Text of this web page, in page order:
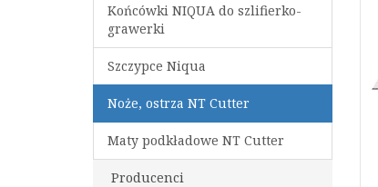
Końcówki NIQUA do szlifierko-
grawerki
Szczypce Niqua
Noże, ostrza NT Cutter
Maty podkładowe NT Cutter
Producenci